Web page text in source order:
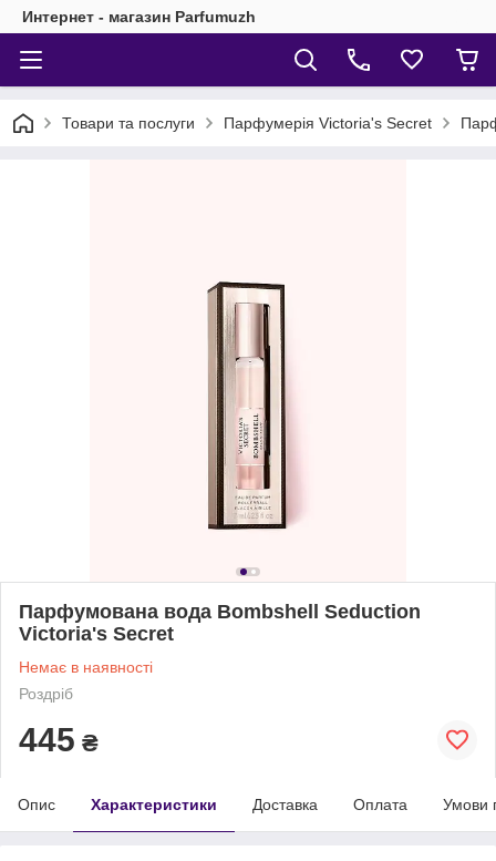
Интернет - магазин Parfumuzh
Товари та послуги Парфумерія Victoria's Secret
Парфумована вода Bombshell Seduction
Victoria's Secret
Немає в наявності
Роздріб
445 ₴
Опис Характеристики Доставка Оплата Умови